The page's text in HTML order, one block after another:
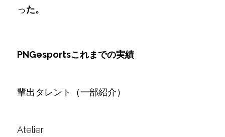
った。
PNGesportsこれまでの実績
輩出タレント（一部紹介）
Atelier